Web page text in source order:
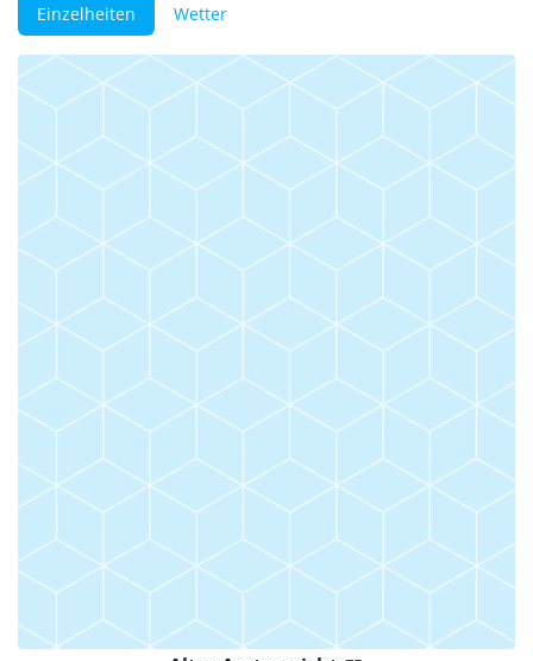
Einzelheiten Wetter